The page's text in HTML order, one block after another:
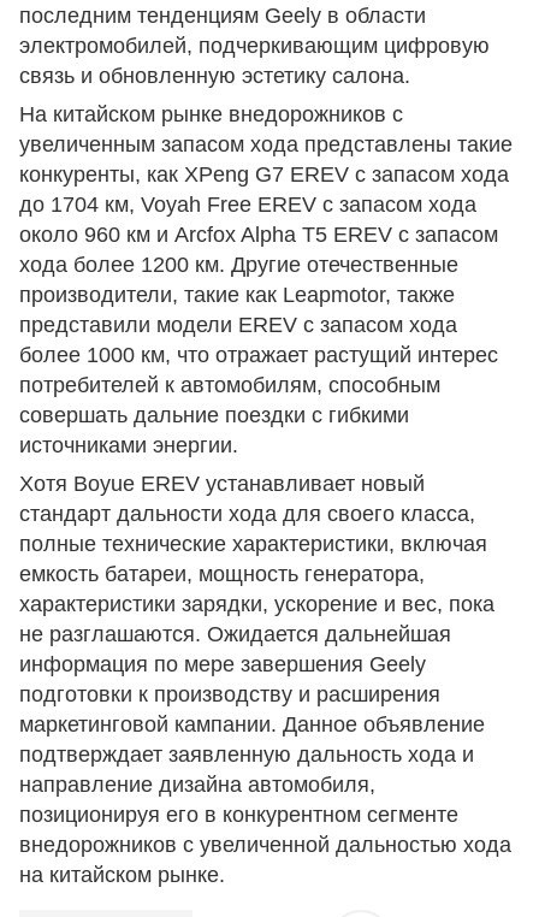
последним тенденциям Geely в области
электромобилей, подчеркивающим цифровую
связь и обновленную эстетику салона.
На китайском рынке внедорожников с
увеличенным запасом хода представлены такие
конкуренты, как XPeng G7 EREV с запасом хода
до 1704 км, Voyah Free EREV с запасом хода
около 960 км и Arcfox Alpha T5 EREV с запасом
хода более 1200 км. Другие отечественные
производители, такие как Leapmotor, также
представили модели EREV с запасом хода
более 1000 км, что отражает растущий интерес
потребителей к автомобилям, способным
совершать дальние поездки с гибкими
источниками энергии.
Хотя Boyue EREV устанавливает новый
стандарт дальности хода для своего класса,
полные технические характеристики, включая
емкость батареи, мощность генератора,
характеристики зарядки, ускорение и вес, пока
не разглашаются. Ожидается дальнейшая
информация по мере завершения Geely
подготовки к производству и расширения
маркетинговой кампании. Данное объявление
подтверждает заявленную дальность хода и
направление дизайна автомобиля,
позиционируя его в конкурентном сегменте
внедорожников с увеличенной дальностью хода
на китайском рынке.